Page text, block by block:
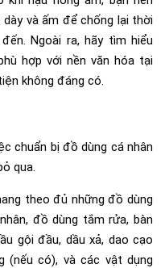
và ấm để chống lại thời
Ngoài ra, hãy tìm hiểu
hợp với nền văn hóa tại
không đáng có.
chuẩn bị đồ dùng cá nhân
qua.
theo đủ những đồ dùng
đồ dùng tắm rửa, bàn
gội đầu, dầu xả, dao cạo
(nếu có), và các vật dụng